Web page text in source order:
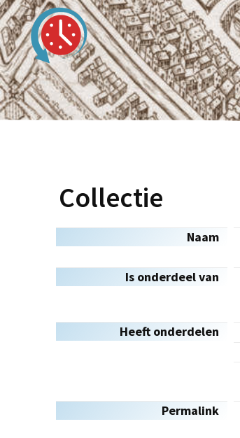
Collectie
Naam
Is onderdeel van
Heeft onderdelen
Permalink